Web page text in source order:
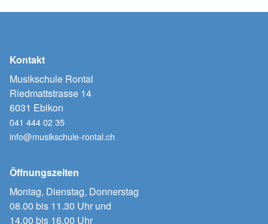
Kontakt
Musikschule Rontal
Riedmattstrasse 14
6031 Ebikon
041 444 02 35
info@musikschule-rontal.ch
Öffnungszeiten
Montag, Dienstag, Donnerstag
08.00 bis 11.30 Uhr und
14.00 bis 16.00 Uhr